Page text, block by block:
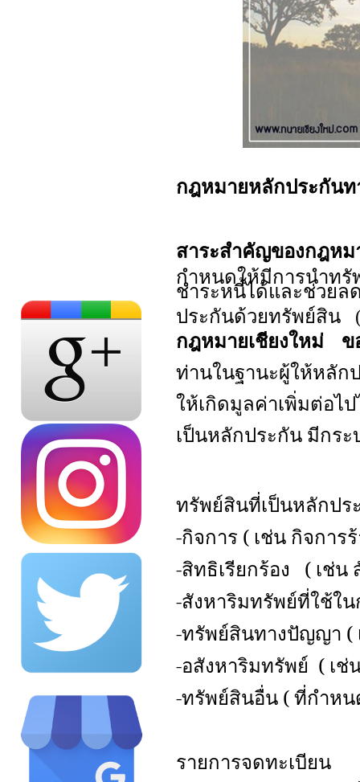
กฎหมายหลักประกัน
สาระสำคัญของกฎห
กำหนดให้มีการนำทรั
ชำระหนี้ได้และช่วยล
ประกันด้วยทรัพย์สิ
กฎหมายเชียงใหม่ ข
ท่านในฐานะผู้ให้หลัก
ให้เกิดมูลค่าเพิ่มต่อ
เป็นหลักประกัน มีกร
ทรัพย์สินที่เป็นหลักปร
-กิจการ ( เช่น กิจการ
-สิทธิเรียกร้อง ( เช่น
-สังหาริมทรัพย์ที่ใช้ใ
-ทรัพย์สินทางปัญญา (
-อสังหาริมทรัพย์ ( เ
-ทรัพย์สินอื่น ( ที่กำหน
รายการจดทะเบียน